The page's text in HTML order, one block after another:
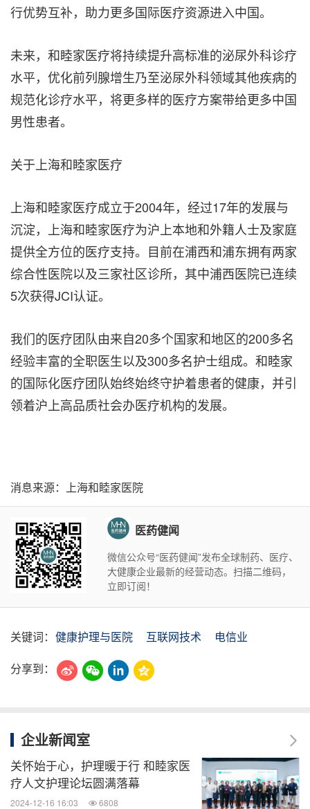
行优势互补，助力更多国际医疗资源进入中国。
未来，和睦家医疗将持续提升高标准的泌尿外科诊疗
水平，优化前列腺增生乃至泌尿外科领域其他疾病的
规范化诊疗水平，将更多样的医疗方案带给更多中国
男性患者。
关于上海和睦家医疗
上海和睦家医疗成立于2004年，经过17年的发展与
沉淀，上海和睦家医疗为沪上本地和外籍人士及家庭
提供全方位的医疗支持。目前在浦西和浦东拥有两家
综合性医院以及三家社区诊所，其中浦西医院已连续
5次获得JCI认证。
我们的医疗团队由来自20多个国家和地区的200多名
经验丰富的全职医生以及300多名护士组成。和睦家
的国际化医疗团队始终始终守护着患者的健康，并引
领着沪上高品质社会办医疗机构的发展。
消息来源：上海和睦家医院
医药健闻
微信公众号“医药健闻”发布全球制药、医疗、
大健康企业最新的经营动态。扫描二维码，
立即订阅！
关键词： 健康护理与医院 互联网技术
电信业
分享到：
企业新闻室
关怀始于心，护理暖于行 和睦家医
疗人文护理论坛圆满落幕
2024-12-16 16:03 6808